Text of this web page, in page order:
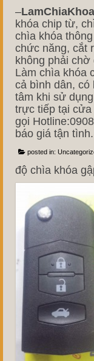
–
khóa chip từ,
chìa khóa
chức năng, cắt
không phải chờ
Làm chìa khóa
cả bình dân, có
tâm khi sử
trực tiếp tại
gọi
báo giá tận tình.
posted in:
độ chìa khóa